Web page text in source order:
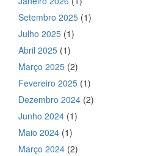
Setembro 2025 (1)
Julho 2025 (1)
Abril 2025 (1)
Março 2025 (2)
Fevereiro 2025 (1)
Dezembro 2024 (2)
Junho 2024 (1)
Maio 2024 (1)
Março 2024 (2)